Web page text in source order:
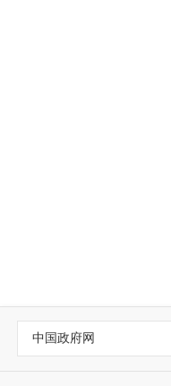
中国政府网